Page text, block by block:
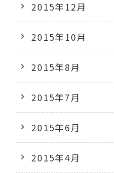
2015年12月
2015年10月
2015年8月
2015年7月
2015年6月
2015年4月